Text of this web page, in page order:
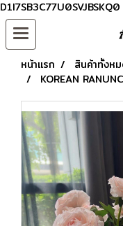
D1I7SB3C77U0SVJBSKQ0
หน้าแรก สินค้าทั้งห
KOREAN